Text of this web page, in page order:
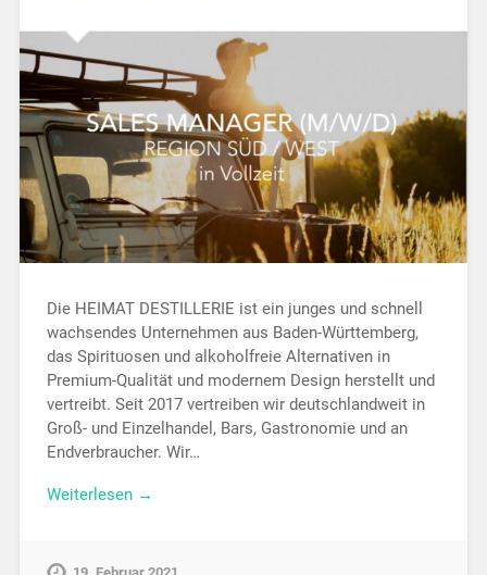
Die HEIMAT DESTILLERIE ist ein junges und schnell
wachsendes Unternehmen aus Baden-Württemberg,
das Spirituosen und alkoholfreie Alternativen in
Premium-Qualität und modernem Design herstellt und
vertreibt. Seit 2017 vertreiben wir deutschlandweit in
Groß- und Einzelhandel, Bars, Gastronomie und an
Endverbraucher. Wir…
Weiterlesen →